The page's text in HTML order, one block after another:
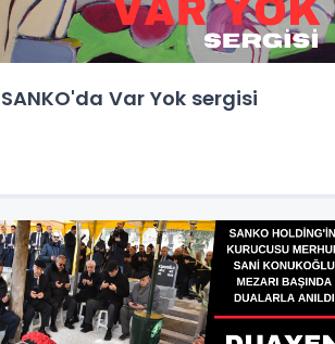
SANKO'da Var Yok sergisi